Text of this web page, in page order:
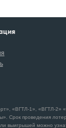
«ВГТЛ-1», «ВГТЛ-2»
Срок проведения
выигрышей можно